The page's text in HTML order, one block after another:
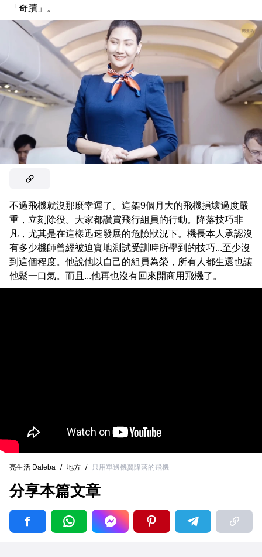
「奇蹟」。
不過飛機就沒那麼幸運了。這架9個月大的飛機損壞過度嚴
重，立刻除役。大家都讚賞飛行組員的行動。降落技巧非
凡，尤其是在這樣迅速發展的危險狀況下。機長本人承認沒
有多少機師曾經被迫實地測試受訓時所學到的技巧...至少沒
到這個程度。他說他以自己的組員為榮，所有人都生還也讓
他鬆一口氣。而且...他再也沒有回來開商用飛機了。
亮生活 Daleba / 地方 / 只用單邊機翼降落的飛機
分享本篇文章